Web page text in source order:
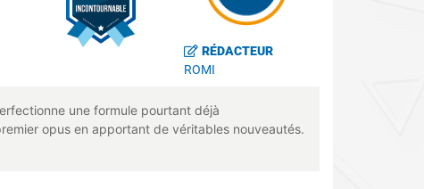
RÉDACTEUR
ROMI
une formule pourtant déjà
opus en apportant de véritables nouveautés.